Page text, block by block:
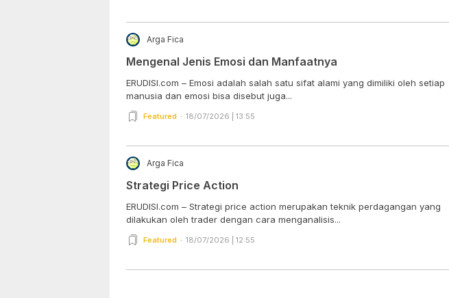
Arga Fica
Mengenal Jenis Emosi dan Manfaatnya
ERUDISI.com – Emosi adalah salah satu sifat alami yang dimiliki oleh setiap
manusia dan emosi bisa disebut juga...
Featured 18/07/2026 | 13:55
Arga Fica
Strategi Price Action
ERUDISI.com – Strategi price action merupakan teknik perdagangan yang
dilakukan oleh trader dengan cara menganalisis...
Featured 18/07/2026 | 12:55